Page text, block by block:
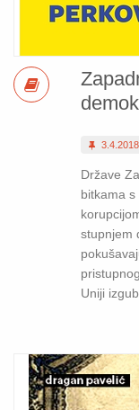
3.4.2018
Države
bitkama s
stupnjem
Uniji